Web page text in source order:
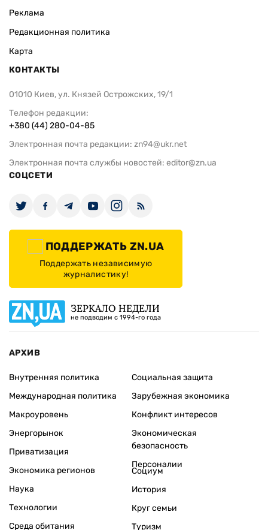
Реклама
Редакционная политика
Карта
КОНТАКТЫ
01010 Киев, ул. Князей Острожских, 19/1
Телефон редакции:
+380 (44) 280-04-85
Электронная почта редакции: zn94@ukr.net
Электронная почта службы новостей: editor@zn.ua
СОЦСЕТИ
ПОДДЕРЖАТЬ ZN.UA
Поддержать независимую
журналистику!
ЗЕРКАЛО НЕДЕЛИ
не подводим с 1994-го года
АРХИВ
Внутренняя политика
Международная политика
Макроуровень
Энергорынок
Приватизация
Экономика регионов
Социальная защита
Зарубежная экономика
Конфликт интересов
Экономическая
безопасность
Персоналии
Наука
Технологии
Среда обитания
Социум
История
Круг семьи
Туризм